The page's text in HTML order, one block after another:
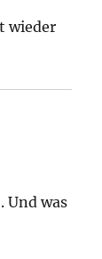
wieder
Und was